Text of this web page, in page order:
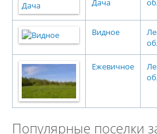
Дача
Видное
Ежевичное
Популярные поселки